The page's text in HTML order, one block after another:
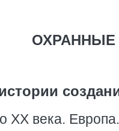
ОХРАННЫЕ
XX века.